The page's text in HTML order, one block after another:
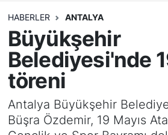
HABERLER ANTALYA
Büyükşehir
Belediyesi'nde
töreni
Antalya Büyükşehir
Büşra Özdemir, 19 Mayıs
SPOR
GÜNÜN MANŞETİ
DÜNYA
KÜLTÜR - SANAT
Mersin Namaz Vakitleri
Mersin Trafik Yoğunluk
Süper Lig Puan Durumu
Tüm Manşetler